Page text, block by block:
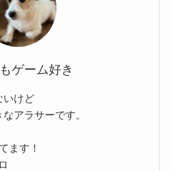
ゲーム好き
いけど
アラサーです。
ます！